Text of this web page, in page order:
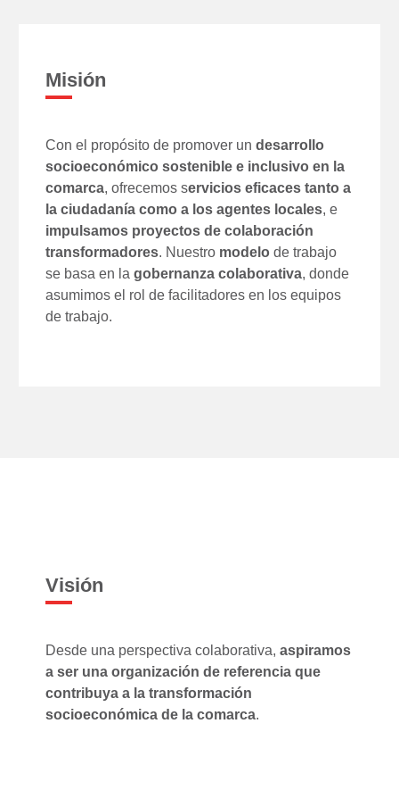
Misión
Con el propósito de promover un desarrollo
socioeconómico sostenible e inclusivo en la
comarca, ofrecemos servicios eficaces tanto a
la ciudadanía como a los agentes locales, e
impulsamos proyectos de colaboración
transformadores. Nuestro modelo de trabajo
se basa en la gobernanza colaborativa, donde
asumimos el rol de facilitadores en los equipos
de trabajo.
Visión
Desde una perspectiva colaborativa, aspiramos
a ser una organización de referencia que
contribuya a la transformación
socioeconómica de la comarca.